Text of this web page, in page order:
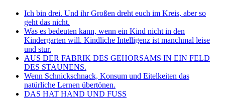
Ich bin drei. Und ihr Großen dreht euch im Kreis, aber so
geht das nicht.
Was es bedeuten kann, wenn ein Kind nicht in den
Kindergarten will. Kindliche Intelligenz ist manchmal leise
und stur.
AUS DER FABRIK DES GEHORSAMS IN EIN FELD
DES STAUNENS.
Wenn Schnickschnack, Konsum und Eitelkeiten das
natürliche Lernen übertönen.
DAS HAT HAND UND FUSS